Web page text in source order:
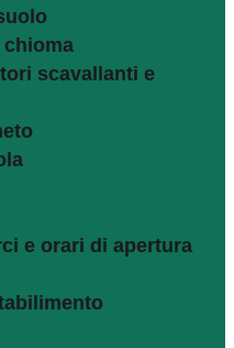
chioma
scavallanti e
e orari di apertura